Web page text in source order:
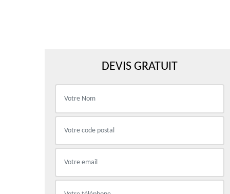
DEVIS GRATUIT